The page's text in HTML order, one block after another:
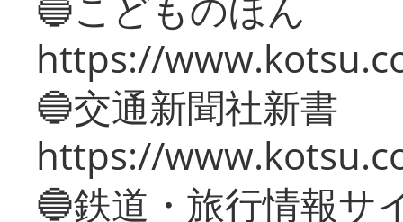
https://
🔵交通新聞社新書
https://
🔵鉄道・旅行情報サ